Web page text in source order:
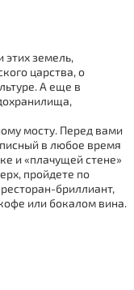
этих земель,
царства, о
А еще в
мосту. Перед вами
в любое время
и «плачущей стене»
пройдете по
бриллиант,
или бокалом вина.